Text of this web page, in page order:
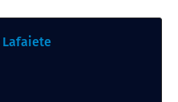
Lafaiete